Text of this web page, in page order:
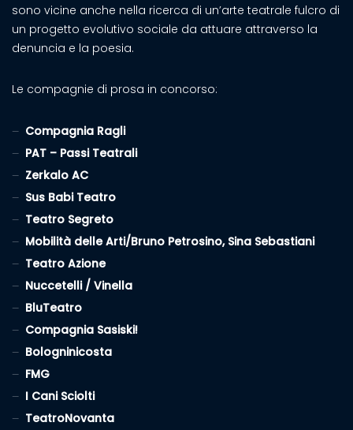
sono vicine anche nella ricerca di un’arte teatrale fulcro di
un progetto evolutivo sociale da attuare attraverso la
denuncia e la poesia.
Le compagnie di prosa in concorso:
Compagnia Ragli
PAT – Passi Teatrali
Zerkalo AC
Sus Babi Teatro
Teatro Segreto
Mobilità delle Arti/Bruno Petrosino, Sina Sebastiani
Teatro Azione
Nuccetelli / Vinella
BluTeatro
Compagnia Sasiski!
Bologninicosta
FMG
I Cani Sciolti
TeatroNovanta